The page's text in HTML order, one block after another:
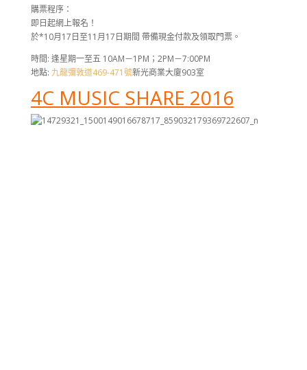
購票程序：
即日起網上報名！
於*10月17日至11月17日期間 帶備現金付款及領取門票。
時間: 逢星期一至五 10AM－1PM；2PM－7:00PM
地點: 九龍彌敦道469-471號新光商業大廈903室
4C MUSIC SHARE 2016